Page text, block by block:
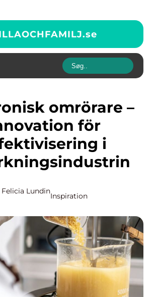
se
för
i
Felicia Lundin
Inspiration